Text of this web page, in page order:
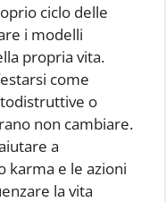
ciclo delle
i modelli
propria vita.
come
o
non cambiare.
a
karma e le azioni
la vita